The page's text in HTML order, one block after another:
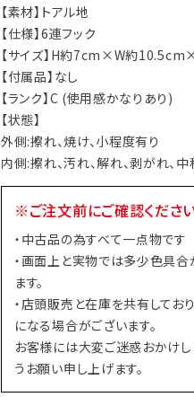
【素材】トアル地
【仕様】6連フック
【サイズ】H約7cm×W約
【付属品】なし
【ランク】C (使用感かなりあり)
【状態】
外側:擦れ、焼け、小程度有り
内側:擦れ、汚れ、解れ、剥がれ、
※ご注文前にご確認くださ
・中古品の為すべて一点物です
・画面上と実物では多少色具
ます。
・店頭販売と在庫を共有してお
になる場合がございます。
お客様には大変ご迷惑おかけ
うお願い申し上げます。